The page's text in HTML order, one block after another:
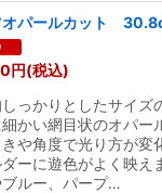
オパールカット
円(税込)
っかりとしたサイズ
かい網目状のオパー
や角度で光り方が変
ーに遊色がよく映え
ブルー、パープ…